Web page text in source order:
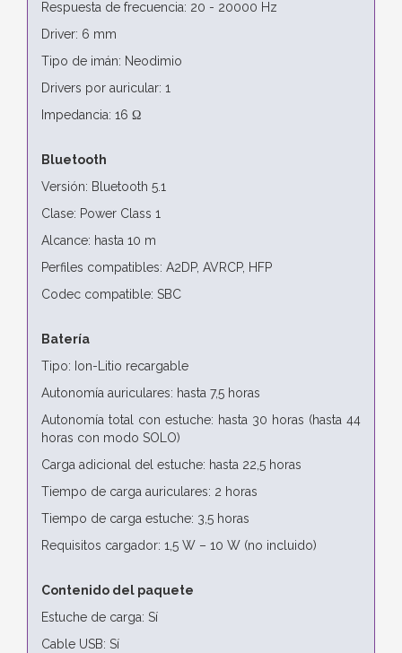
Respuesta de frecuencia: 20 - 20000 Hz
Driver: 6 mm
Tipo de imán: Neodimio
Drivers por auricular: 1
Impedancia: 16 Ω
Bluetooth
Versión: Bluetooth 5.1
Clase: Power Class 1
Alcance: hasta 10 m
Perfiles compatibles: A2DP, AVRCP, HFP
Codec compatible: SBC
Batería
Tipo: Ion-Litio recargable
Autonomía auriculares: hasta 7,5 horas
Autonomía total con estuche: hasta 30 horas (hasta 44
horas con modo SOLO)
Carga adicional del estuche: hasta 22,5 horas
Tiempo de carga auriculares: 2 horas
Tiempo de carga estuche: 3,5 horas
Requisitos cargador: 1,5 W – 10 W (no incluido)
Contenido del paquete
Estuche de carga: Sí
Cable USB: Sí